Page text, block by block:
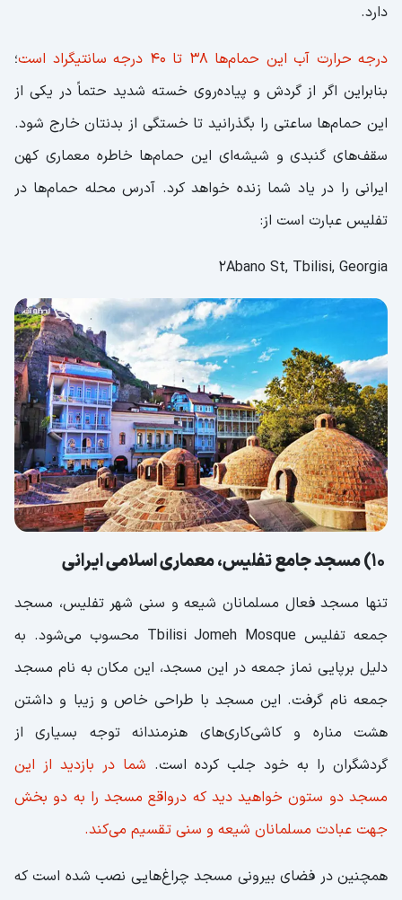
دارد.
درجه حرارت آب این حمام‌ها 38 تا 40 درجه سانتیگراد است
؛
بنابراین اگر از گردش و پیاده‌روی خسته شدید حتماً در یکی از
این حمام‌ها ساعتی را بگذرانید تا خستگی از بدنتان خارج شود.
سقف‌های گنبدی و شیشه‌ای این حمام‌ها خاطره معماری کهن
ایرانی را در یاد شما زنده خواهد کرد. آدرس محله حمام‌ها در
تفلیس عبارت است از:
2Abano St, Tbilisi, Georgia
تنها مسجد فعال مسلمانان شیعه و سنی شهر تفلیس، مسجد
جمعه تفلیس Tbilisi Jomeh Mosque محسوب می‌شود. به
دلیل برپایی نماز جمعه در این مسجد، این مکان به نام مسجد
جمعه نام گرفت. این مسجد با طراحی خاص و زیبا و داشتن
هشت مناره و کاشی‌کاری‌های هنرمندانه توجه بسیاری از
گردشگران را به خود جلب کرده است. شما در بازدید از این
مسجد دو ستون خواهید دید که درواقع مسجد را به دو بخش
جهت عبادت مسلمانان شیعه و سنی تقسیم می‌کند.
همچنین در فضای بیرونی مسجد چراغ‌هایی نصب شده است که